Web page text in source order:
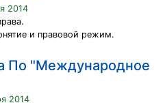
2014
и правовой режим.
По "Международное
2014